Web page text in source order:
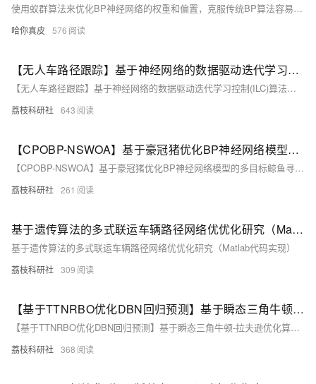
使用蚁群算法来优化BP神经网络的权重和偏置，克服传统BP算法容易陷入局部极小值、收敛速度慢、对初始权重敏感等问题。
哈你真皮 576
【无人车路径跟踪】基于神经网络的数据驱动迭代学习控制(ILC)算法，用于具有未知模型和重复任务的非线性单输入单输出(SISO)离散时间系统的无人车的路径跟踪（Matlab代码实现）
【无人车路径跟踪】基于神经网络的数据驱动迭代学习控制(ILC)算法，用于具有未知模型和重复任务的非线性单输入单输出(SISO)离散时间系统的无人车的路径跟踪（Matlab代码实现）
荔枝科研社 643
【CPOBP-NSWOA】基于豪冠猪优化BP神经网络模型的多目标鲸鱼寻优算法研究（Matlab代码实现）
【CPOBP-NSWOA】基于豪冠猪优化BP神经网络模型的多目标鲸鱼寻优算法研究（Matlab代码实现）
荔枝科研社 261
基于遗传算法的多式联运车辆路径网络优优化研究（Matlab代码实现）
基于遗传算法的多式联运车辆路径网络优优化研究（Matlab代码实现）
荔枝科研社 309
【基于TTNRBO优化DBN回归预测】基于瞬态三角牛顿-拉夫逊优化算法（TTNRBO）优化深度信念网络（DBN）数据回归预测研究（Matlab代码实现）
【基于TTNRBO优化DBN回归预测】基于瞬态三角牛顿-拉夫逊优化算法（TTNRBO）优化深度信念网络（DBN）数据回归预测研究（Matlab代码实现）
荔枝科研社 368